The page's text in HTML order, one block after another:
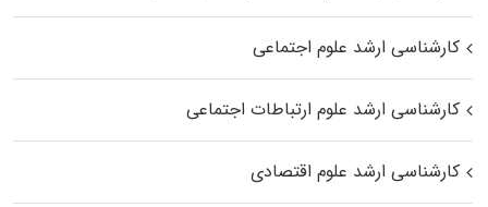
کارشناسی ارشد علوم اجتماعی
کارشناسی ارشد علوم ارتباطات اجتماعی
کارشناسی ارشد علوم اقتصادی